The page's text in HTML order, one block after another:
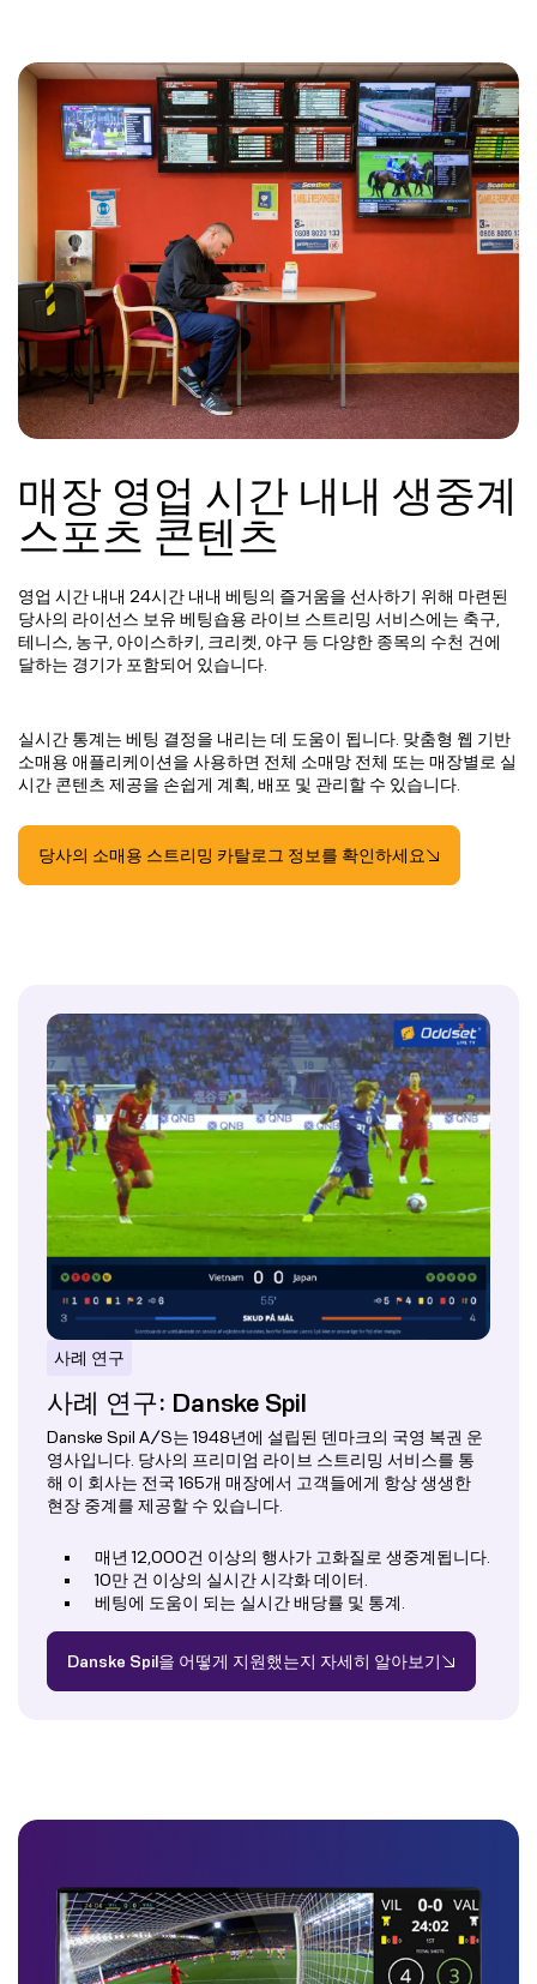
매장 영업 시간 내내 생중계
스포츠 콘텐츠
영업 시간 내내 24시간 내내 베팅의 즐거움을 선사하기 위해 마련된
당사의 라이선스 보유 베팅숍용 라이브 스트리밍 서비스에는 축구,
테니스, 농구, 아이스하키, 크리켓, 야구 등 다양한 종목의 수천 건에
달하는 경기가 포함되어 있습니다.
실시간 통계는 베팅 결정을 내리는 데 도움이 됩니다. 맞춤형 웹 기반
소매용 애플리케이션을 사용하면 전체 소매망 전체 또는 매장별로 실
시간 콘텐츠 제공을 손쉽게 계획, 배포 및 관리할 수 있습니다.
당사의 소매용 스트리밍 카탈로그 정보를 확인하세요
사례 연구
사례 연구: Danske Spil
Danske Spil A/S는 1948년에 설립된 덴마크의 국영 복권 운
영사입니다. 당사의 프리미엄 라이브 스트리밍 서비스를 통
해 이 회사는 전국 165개 매장에서 고객들에게 항상 생생한
현장 중계를 제공할 수 있습니다.
매년 12,000건 이상의 행사가 고화질로 생중계됩니다.
10만 건 이상의 실시간 시각화 데이터.
베팅에 도움이 되는 실시간 배당률 및 통계.
Danske Spil을 어떻게 지원했는지 자세히 알아보기